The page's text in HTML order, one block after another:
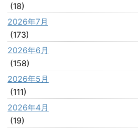
(18)
2026年7月
(173)
2026年6月
(158)
2026年5月
(111)
2026年4月
(19)